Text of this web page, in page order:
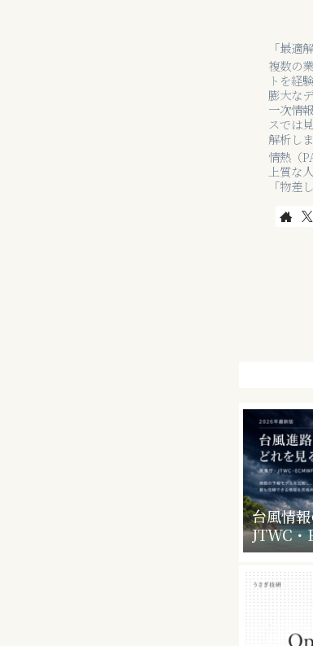
「最適
複数の
トを経
膨大な
一次情
スでは
解析しま
情熱（
上質な
「物差
台風情
JTWC・
暴風警